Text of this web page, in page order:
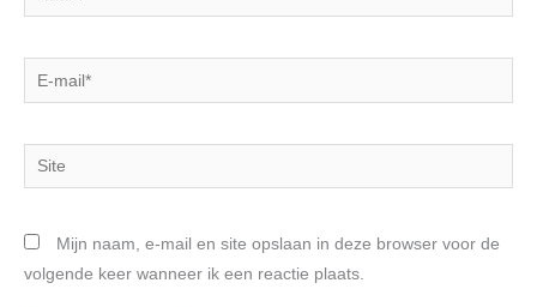
E-
mail*
Site
Mijn naam, e-mail en site opslaan in deze browser voor de
volgende keer wanneer ik een reactie plaats.